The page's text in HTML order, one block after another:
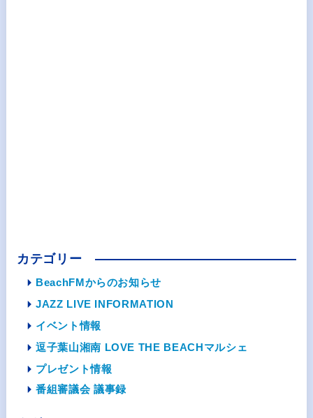
カテゴリー
BeachFMからのお知らせ
JAZZ LIVE INFORMATION
イベント情報
逗子葉山湘南 LOVE THE BEACHマルシェ
プレゼント情報
番組審議会 議事録